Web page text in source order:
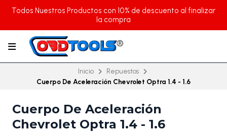
Todos Nuestros Productos con 10% de descuento al finalizar
la compra
Inicio
Repuestos
Cuerpo De Aceleración Chevrolet Optra 1.4 - 1.6
Cuerpo De Aceleración
Chevrolet Optra 1.4 - 1.6